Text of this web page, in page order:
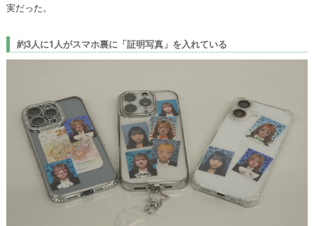
実だった。
約3人に1人がスマホ裏に「証明写真」を入れている